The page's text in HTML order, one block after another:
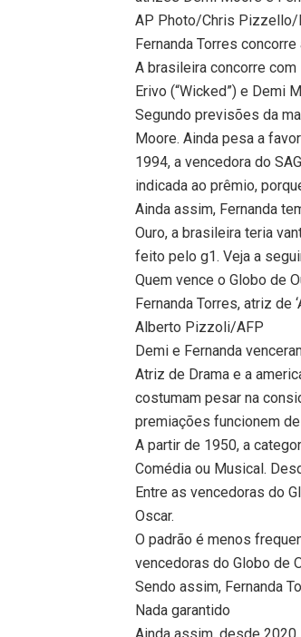
AP Photo/Chris
Fernanda Torres
A brasileira concorre com
Erivo (“Wicked”) e Demi
Segundo previsões da
Moore. Ainda pesa a
1994, a vencedora do
indicada ao prêmio,
Ainda assim, Fernanda
Ouro, a brasileira teria
feito pelo g1. Veja a
Quem vence o Globo de
Fernanda Torres, atriz de
Alberto Pizzoli/AFP
Demi e Fernanda
Atriz de Drama e a
costumam pesar na
premiações funcionem
A partir de 1950, a
Comédia ou Musical.
Entre as vencedoras do
Oscar.
O padrão é menos
vencedoras do Globo de
Sendo assim, Fernanda
Nada garantido